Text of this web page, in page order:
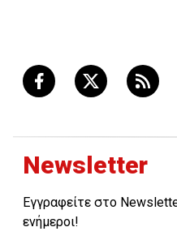
Newsletter
Εγγραφείτε στο
ενήμεροι!